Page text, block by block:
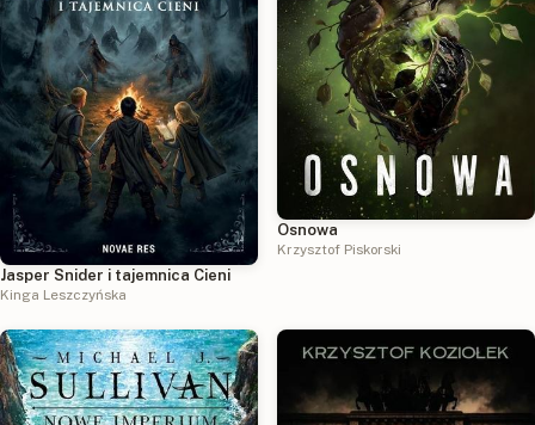
Jasper Snider i tajemnica Cieni
Kinga Leszczyńska
Osnowa
Krzysztof Piskorski